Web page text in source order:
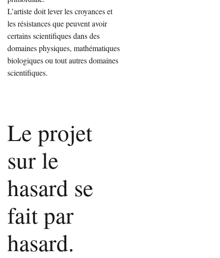
L’artiste doit lever les croyances et
les résistances que peuvent avoir
certains scientifiques dans des
domaines physiques, mathématiques
biologiques ou tout autres domaines
scientifiques.
Le projet
sur le
hasard se
fait par
hasard.